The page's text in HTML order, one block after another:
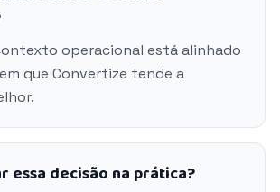
operacional está alinhado
que Convertize tende a
essa decisão na prática?